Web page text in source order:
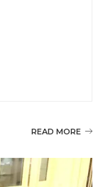
READ MORE